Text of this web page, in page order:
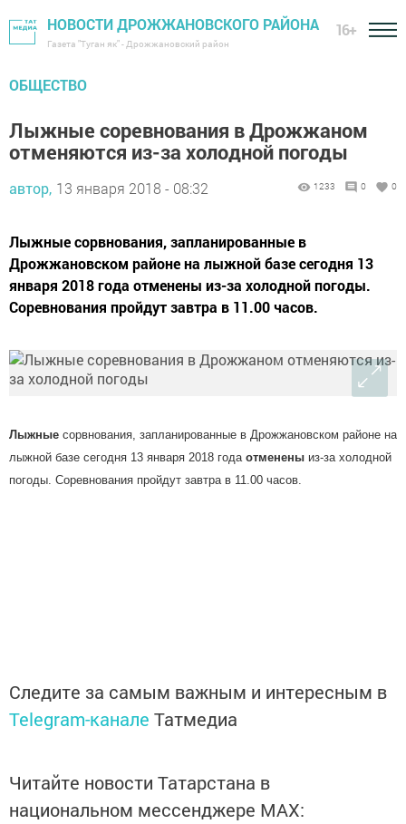
НОВОСТИ ДРОЖЖАНОВСКОГО РАЙОНА
Газета "Туган як" - Дрожжановский район
16+
ОБЩЕСТВО
Лыжные соревнования в Дрожжаном
отменяются из-за холодной погоды
автор, 13 января 2018 - 08:32 1233 0 0
Лыжные сорвнования, запланированные в
Дрожжановском районе на лыжной базе сегодня 13
января 2018 года отменены из-за холодной погоды.
Соревнования пройдут завтра в 11.00 часов.
Лыжные сорвнования, запланированные в Дрожжановском районе на
лыжной базе сегодня 13 января 2018 года отменены из-за холодной
погоды. Соревнования пройдут завтра в 11.00 часов.
Следите за самым важным и интересным в
Telegram-канале Татмедиа
Читайте новости Татарстана в
национальном мессенджере MАХ: